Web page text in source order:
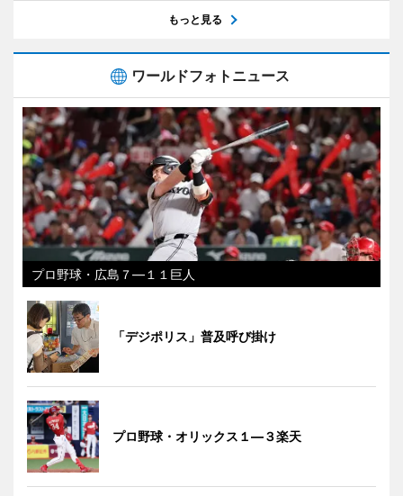
もっと見る
ワールドフォトニュース
プロ野球・広島７―１１巨人
「デジポリス」普及呼び掛け
プロ野球・オリックス１―３楽天